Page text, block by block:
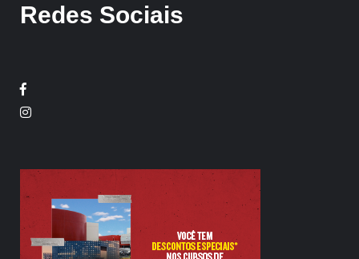
Redes Sociais
Facebook
Twitter